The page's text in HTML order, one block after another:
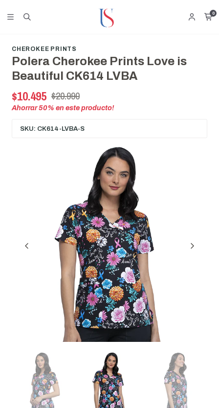
0
CHEROKEE PRINTS
Polera Cherokee Prints Love is
Beautiful CK614 LVBA
$10.495 $20.990
Ahorrar50% en este producto!
SKU: CK614-LVBA-S